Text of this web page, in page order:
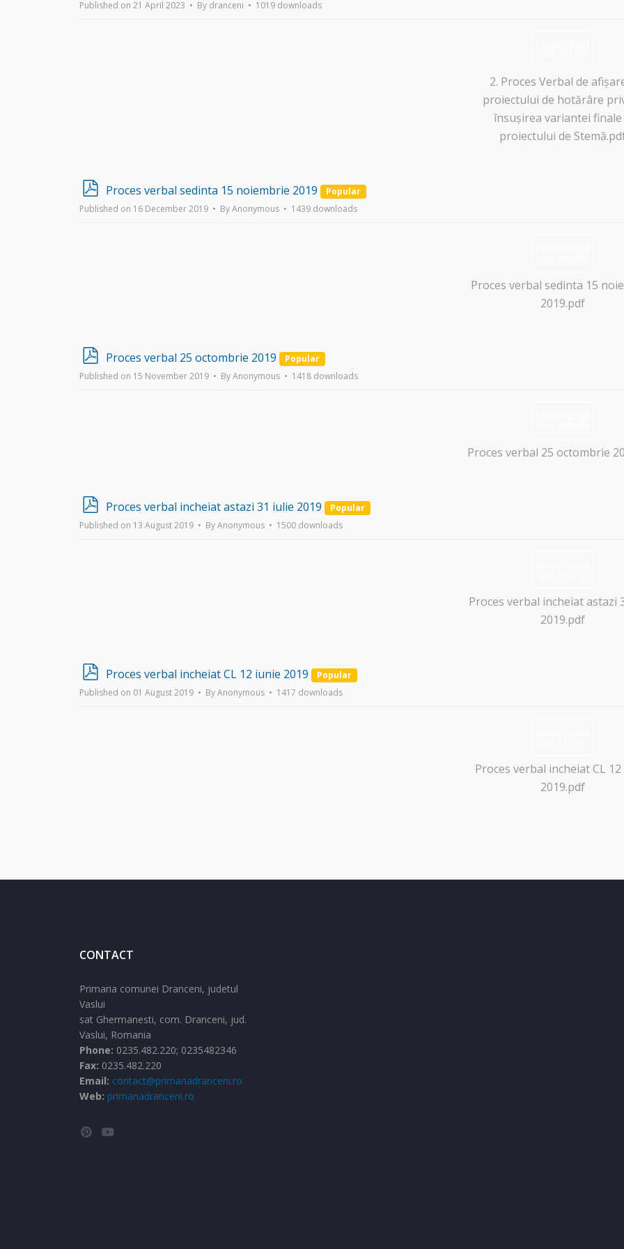
Published on 21 April 2023
By dranceni 1019 downloads
2. Proces Verbal de
proiectului de hotărâre
însușirea variantei finale
proiectului de
p
f
Proces verbal sedinta 15 noiembrie 2019
Popular
Published on 16 December 2019
ByAnonymous 1439 downloads
Proces verbal sedinta 15
2019.pdf
p
f
Proces verbal 25 octombrie 2019
Popular
Published on 15 November 2019
ByAnonymous 1418 downloads
Proces verbal 25 octombrie
p
f
Proces verbal incheiat astazi 31 iulie 2019
Popular
Published on 13 August 2019
ByAnonymous 1500 downloads
Proces verbal incheiat astazi
2019.pdf
p
f
Proces verbal incheiat CL 12 iunie 2019
Popular
Published on 01 August 2019
ByAnonymous 1417 downloads
Proces verbal incheiat CL
2019.pdf
CONTACT
Primaria comunei Dranceni, judetul
Vaslui
sat Ghermanesti, com. Dranceni, jud.
Vaslui, Romania
Phone: 0235.482.220; 0235482346
Fax: 0235.482.220
Email: contact@primariadranceni.ro
Web: primariadranceni.ro